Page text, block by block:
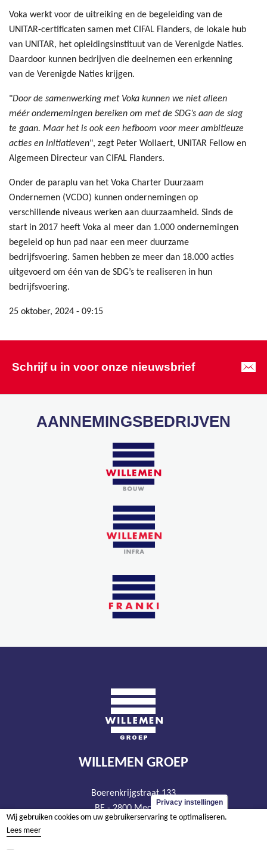
Voka werkt voor de uitreiking en de begeleiding van de
UNITAR-certificaten samen met CIFAL Flanders, de lokale hub
van UNITAR, het opleidingsinstituut van de Verenigde Naties.
Daardoor kunnen bedrijven die deelnemen een erkenning
van de Verenigde Naties krijgen.
"Door de samenwerking met Voka kunnen we niet alleen
méér ondernemingen bereiken om met de SDG’s aan de slag
te gaan. Maar het is ook een hefboom voor meer ambitieuze
acties en initiatieven", zegt Peter Wollaert, UNITAR Fellow en
Algemeen Directeur van CIFAL Flanders.
Onder de paraplu van het Voka Charter Duurzaam
Ondernemen (VCDO) kunnen ondernemingen op
verschillende niveaus werken aan duurzaamheid. Sinds de
start in 2017 heeft Voka al meer dan 1.000 ondernemingen
begeleid op hun pad naar een meer duurzame
bedrijfsvoering. Samen hebben ze meer dan 18.000 acties
uitgevoerd om één van de SDG’s te realiseren in hun
bedrijfsvoering.
25 oktober, 2024 - 09:15
Schrijf u in voor onze nieuwsbrief
AANNEMINGSBEDRIJVEN
WILLEMEN GROEP
Boerenkrijgstraat 133
BE - 2800 Mechelen
tel +32 15 569 965
Privacy instellingen
Wij gebruiken cookies om uw gebruikerservaring te optimaliseren.
Lees meer